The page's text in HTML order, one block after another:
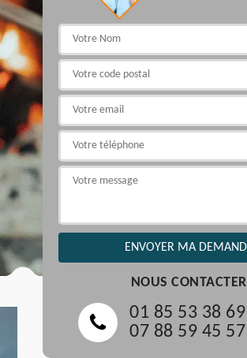
NOUS CONTACTER
01 85 53 38 69
07 88 59 45 57